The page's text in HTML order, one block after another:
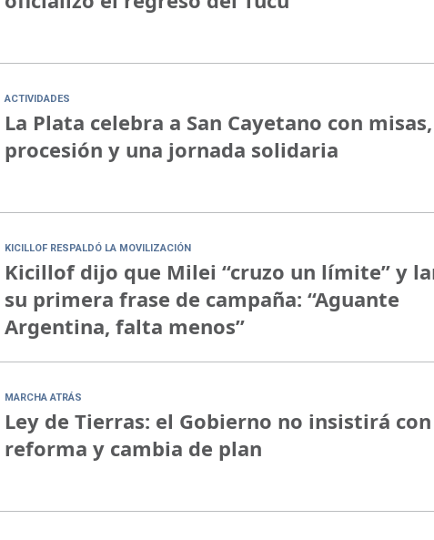
ACTIVIDADES
La Plata celebra a San Cayetano con misas,
procesión y una jornada solidaria
KICILLOF RESPALDÓ LA MOVILIZACIÓN
Kicillof dijo que Milei “cruzo un límite” y
su primera frase de campaña: “Aguante
Argentina, falta menos”
MARCHA ATRÁS
Ley de Tierras: el Gobierno no insistirá
reforma y cambia de plan